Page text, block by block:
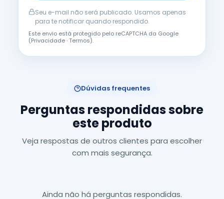
Seu e-mail não será publicado. Usamos apenas
para te notificar quando respondido.
Este envio está protegido pelo reCAPTCHA da Google
(Privacidade·Termos).
Dúvidas frequentes
Perguntas respondidas sobre
este produto
Veja respostas de outros clientes para escolher
com mais segurança.
Ainda não há perguntas respondidas.